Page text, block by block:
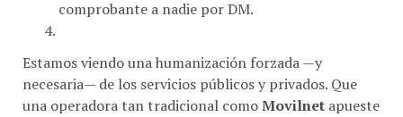
Estamos viendo una humanización forzada —y
necesaria— de los servicios públicos y privados. Que
una operadora tan tradicional comoMovilnetapueste
por un chat automatizado amigable nos dice que el